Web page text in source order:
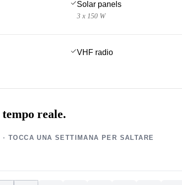
Solar panels
3 x 150 W
VHF radio
reale.
TOCCA UNA SETTIMANA PER SALTARE